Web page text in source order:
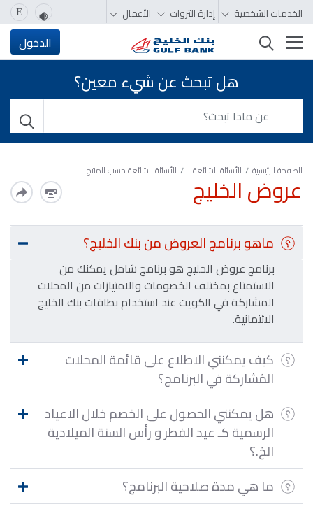
الخدمات الشخصية إدارة الثروات الأعمال E
تغيير التصفّح الدخول
هل تبحث عن شيء معين؟
الصفحة الرئيسية الأسئلة الشائعة الأسئلة الشائعة حسب المنتج
عروض الخليج
ماهو برنامج العروض من بنك الخليج؟
برنامج عروض الخليج هو برنامج شامل يمكنك من
الاستمتاع بمختلف الخصومات والامتيازات من المحلات
المشاركة في الكويت عند استخدام بطاقات بنك الخليج
الائتمانية.
كيف يمكنني الاطلاع على قائمة المحلات
المُشاركة في البرنامج؟
هل يمكنني الحصول على الخصم خلال الاعياد
الرسمية كـ عيد الفطر و رأس السنة الميلادية
الخ.؟
ما هي مدة صلاحية البرنامج؟